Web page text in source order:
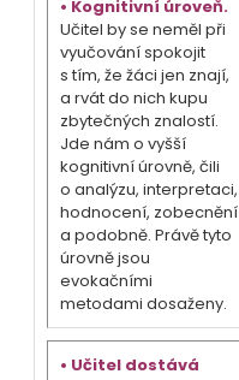
• Kognitivní úroveň.
Učitel by se neměl při
vyučování spokojit
s tím, že žáci jen znají,
a rvát do nich kupu
zbytečných znalostí.
Jde nám o vyšší
kognitivní úrovně, čili
o analýzu, interpretaci,
hodnocení, zobecnění
a podobně. Právě tyto
úrovně jsou
evokačními
metodami dosaženy.
• Učitel dostává